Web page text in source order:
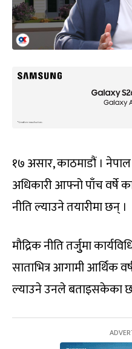
१७ असार, काठमाडौं । नेपाल
अधिकारी आफ्नो पाँच वर्षे
नीति ल्याउने तयारीमा छन् ।
मौद्रिक नीति तर्जुुमा
साताभित्र आगामी आर्थिक
ल्याउने उनले बताइसकेका